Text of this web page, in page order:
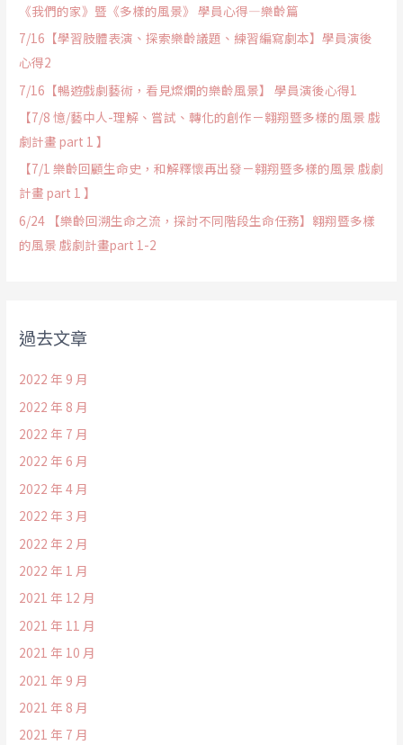
《我們的家》暨《多樣的風景》 學員心得—樂齡篇
7/16【學習肢體表演、探索樂齡議題、練習編寫劇本】學員演後
心得2
7/16【暢遊戲劇藝術，看見燦爛的樂齡風景】 學員演後心得1
【7/8 憶/藝中人-理解、嘗試、轉化的創作－翱翔暨多樣的風景 戲
劇計畫 part 1 】
【7/1 樂齡回顧生命史，和解釋懷再出發－翱翔暨多樣的風景 戲劇
計畫 part 1 】
6/24 【樂齡回溯生命之流，探討不同階段生命任務】翱翔暨多樣
的風景 戲劇計畫part 1-2
過去文章
2022 年 9 月
2022 年 8 月
2022 年 7 月
2022 年 6 月
2022 年 4 月
2022 年 3 月
2022 年 2 月
2022 年 1 月
2021 年 12 月
2021 年 11 月
2021 年 10 月
2021 年 9 月
2021 年 8 月
2021 年 7 月